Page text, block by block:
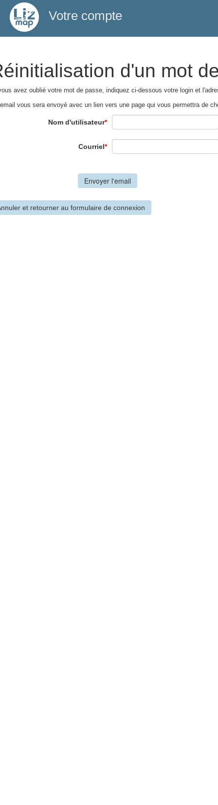
Votre compte
d'un mot
avez oublié votre mot de passe, indiquez ci-dessous votre login et
vous sera envoyé avec un lien vers une page qui vous permettra de
Nom d'utilisateur*
Courriel*
et retourner au formulaire de connexion